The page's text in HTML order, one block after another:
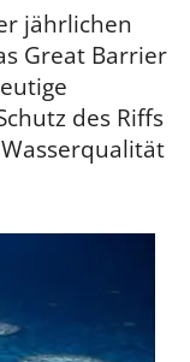
jährlichen
Great Barrier
des Riffs
werden.
den
der